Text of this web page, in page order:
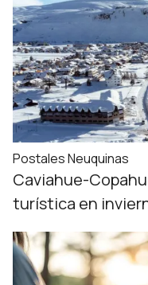
Postales Neuquinas
Caviahue-
turística en